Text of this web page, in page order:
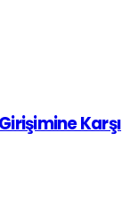
Karşı